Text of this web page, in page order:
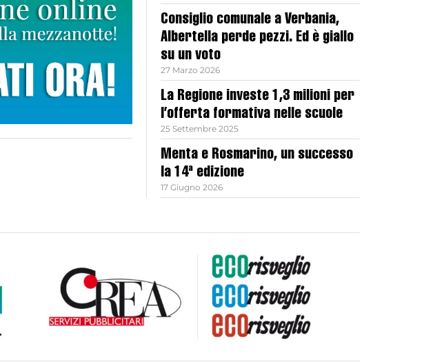
Consiglio comunale a Verbania,
Albertella perde pezzi. Ed è giallo
su un voto
27 Marzo 2026
La Regione investe 1,3 milioni per
l’offerta formativa nelle scuole
25 Settembre 2025
Menta e Rosmarino, un successo
la 14ª edizione
17 Giugno 2026